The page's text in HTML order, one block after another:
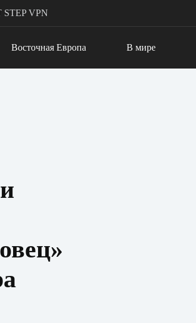
STEP VPN
Восточная Европа В мире